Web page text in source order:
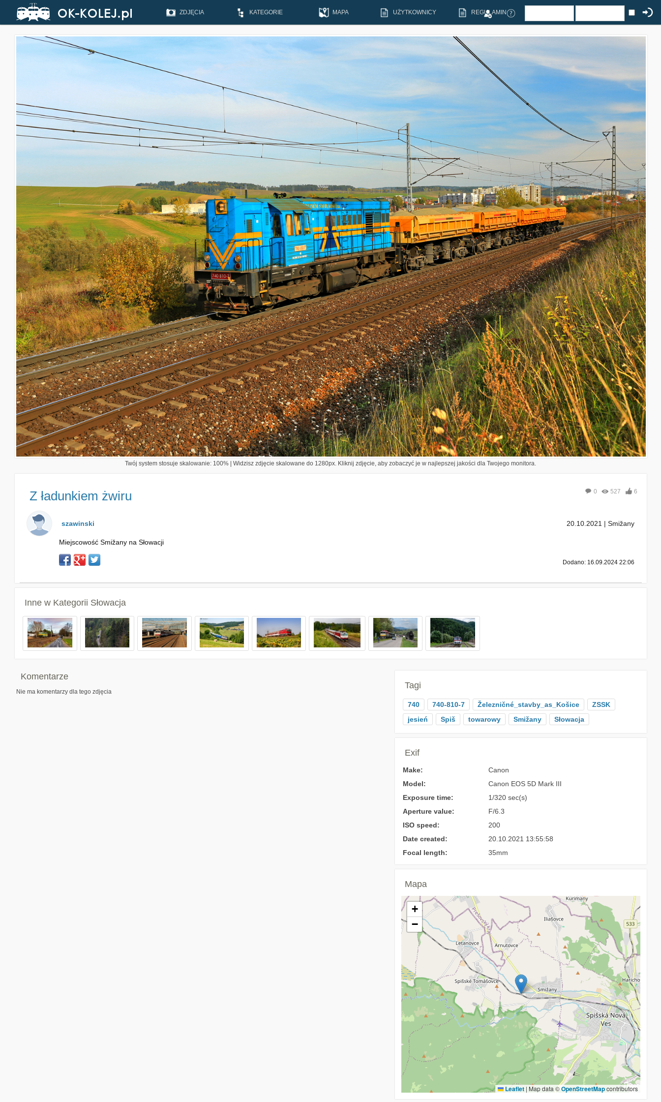
ZDJĘCIA KATEGORIE MAPA UŻYTKOWNICY REGULAMIN
Twój system stosuje skalowanie: 100% | Widzisz zdjęcie skalowane do 1280px. Kliknij zdjęcie, aby zobaczyć je w najlepszej jakości dla Twojego monitora.
Z ładunkiem żwiru 0 527 6
szawinski 20.10.2021 | Smižany
Miejscowość Smižany na Słowacji
Dodano: 16.09.2024 22:06
Inne w Kategorii Słowacja
Komentarze
Nie ma komentarzy dla tego zdjęcia
Tagi
740 740-810-7 Železničné_stavby_as_Košice
ZSSK
jesień
Spiš towarowy Smižany Słowacja
Exif
Make:
Canon
Model:
Canon EOS 5D Mark III
Exposure time:
1/320 sec(s)
Aperture value:
F/6.3
ISO speed:
200
Date created:
20.10.2021 13:55:58
Focal length:
35mm
Mapa
+
−
Leaflet | Map data ©OpenStreetMapcontributors